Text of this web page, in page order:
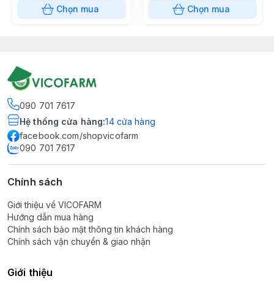
Chọn mua Chọn mua
090 701 7617
Hệ thống cửa hàng:14 cửa hàng
facebook.com/shopvicofarm
090 701 7617
Chính sách
Giới thiệu về VICOFARM
Hướng dẫn mua hàng
Chính sách bảo mật thông tin khách hàng
Chính sách vận chuyển & giao nhận
Giới thiệu